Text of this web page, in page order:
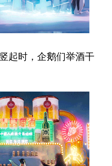
起时，企鹅们举酒干